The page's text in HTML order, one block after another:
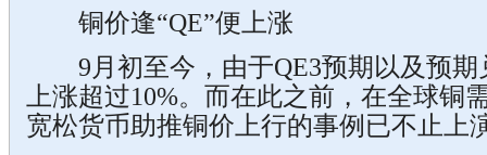
铜价逢“QE”便上涨
9月初至今，由于QE3预期以及预期
上涨超过10%。而在此之前，在全球铜
宽松货币助推铜价上行的事例已不止上